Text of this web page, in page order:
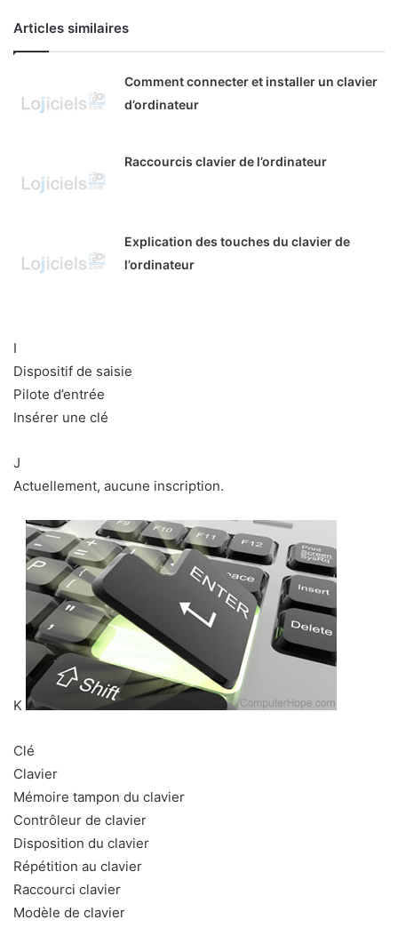
Articles similaires
Comment connecter et installer un clavier
d’ordinateur
Raccourcis clavier de l’ordinateur
Explication des touches du clavier de
l’ordinateur
I
Dispositif de saisie
Pilote d’entrée
Insérer une clé
J
Actuellement, aucune inscription.
K
Clé
Clavier
Mémoire tampon du clavier
Contrôleur de clavier
Disposition du clavier
Répétition au clavier
Raccourci clavier
Modèle de clavier